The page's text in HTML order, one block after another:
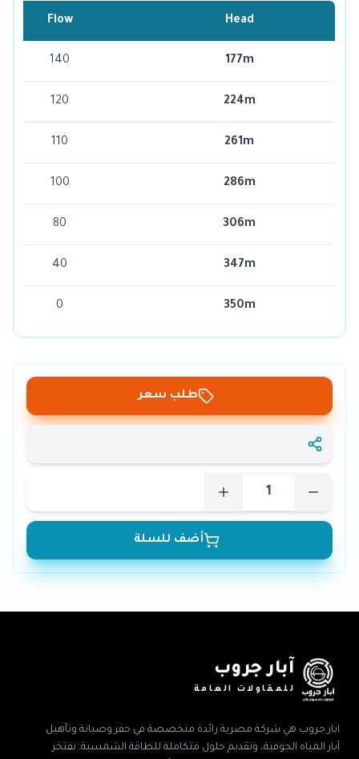
Head
Flow
177m
140
224m
120
261m
110
286m
100
306m
80
347m
40
350m
0
طلب سعر
أضف للسلة
آبار جروب
للمقاولات العامة
ابار جروب هي شركة مصرية رائدة متخصصة في حفر وصيانة وتأهيل
آبار المياه الجوفية، وتقديم حلول متكاملة للطاقة الشمسية. نفتخر